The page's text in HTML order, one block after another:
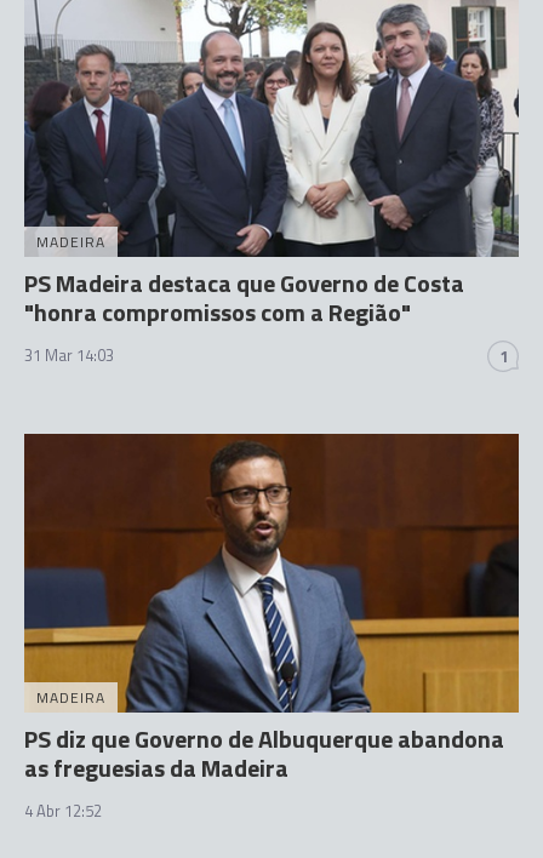
MADEIRA
PS Madeira destaca que Governo de Costa
"honra compromissos com a Região"
31 Mar 14:03 1
MADEIRA
PS diz que Governo de Albuquerque abandona
as freguesias da Madeira
4 Abr 12:52